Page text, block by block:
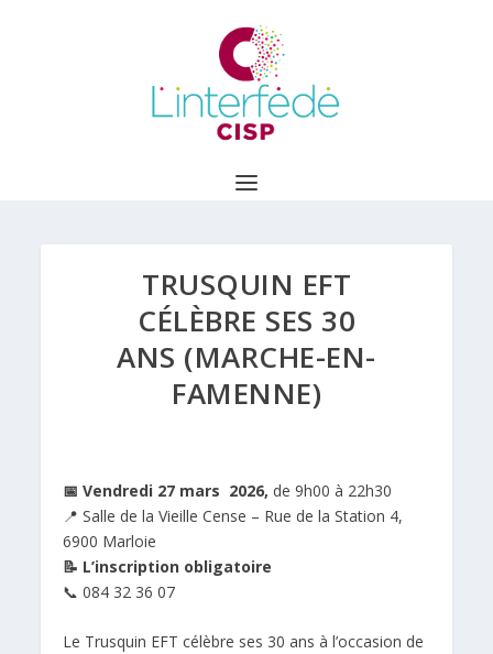
TRUSQUIN EFT
CÉLÈBRE SES 30
ANS (MARCHE-EN-
FAMENNE)
📅 Vendredi 27 mars 2026, de 9h00 à 22h30
📍 Salle de la Vieille Cense – Rue de la Station 4,
6900 Marloie
📝 L’inscription obligatoire
📞 084 32 36 07
Le Trusquin EFT célèbre ses 30 ans à l’occasion de